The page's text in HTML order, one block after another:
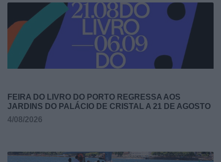
FEIRA DO LIVRO DO PORTO REGRESSA AOS
JARDINS DO PALÁCIO DE CRISTAL A 21 DE AGOSTO
4/08/2026